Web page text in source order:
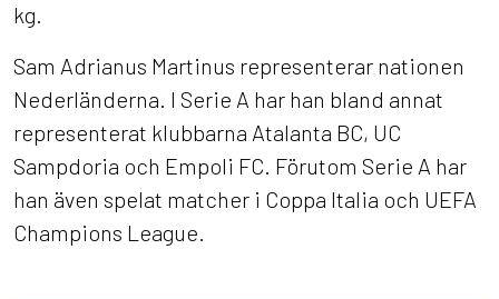
kg.
Sam Adrianus Martinus representerar nationen
Nederländerna. I Serie A har han bland annat
representerat klubbarna Atalanta BC, UC
Sampdoria och Empoli FC. Förutom Serie A har
han även spelat matcher i Coppa Italia och UEFA
Champions League.